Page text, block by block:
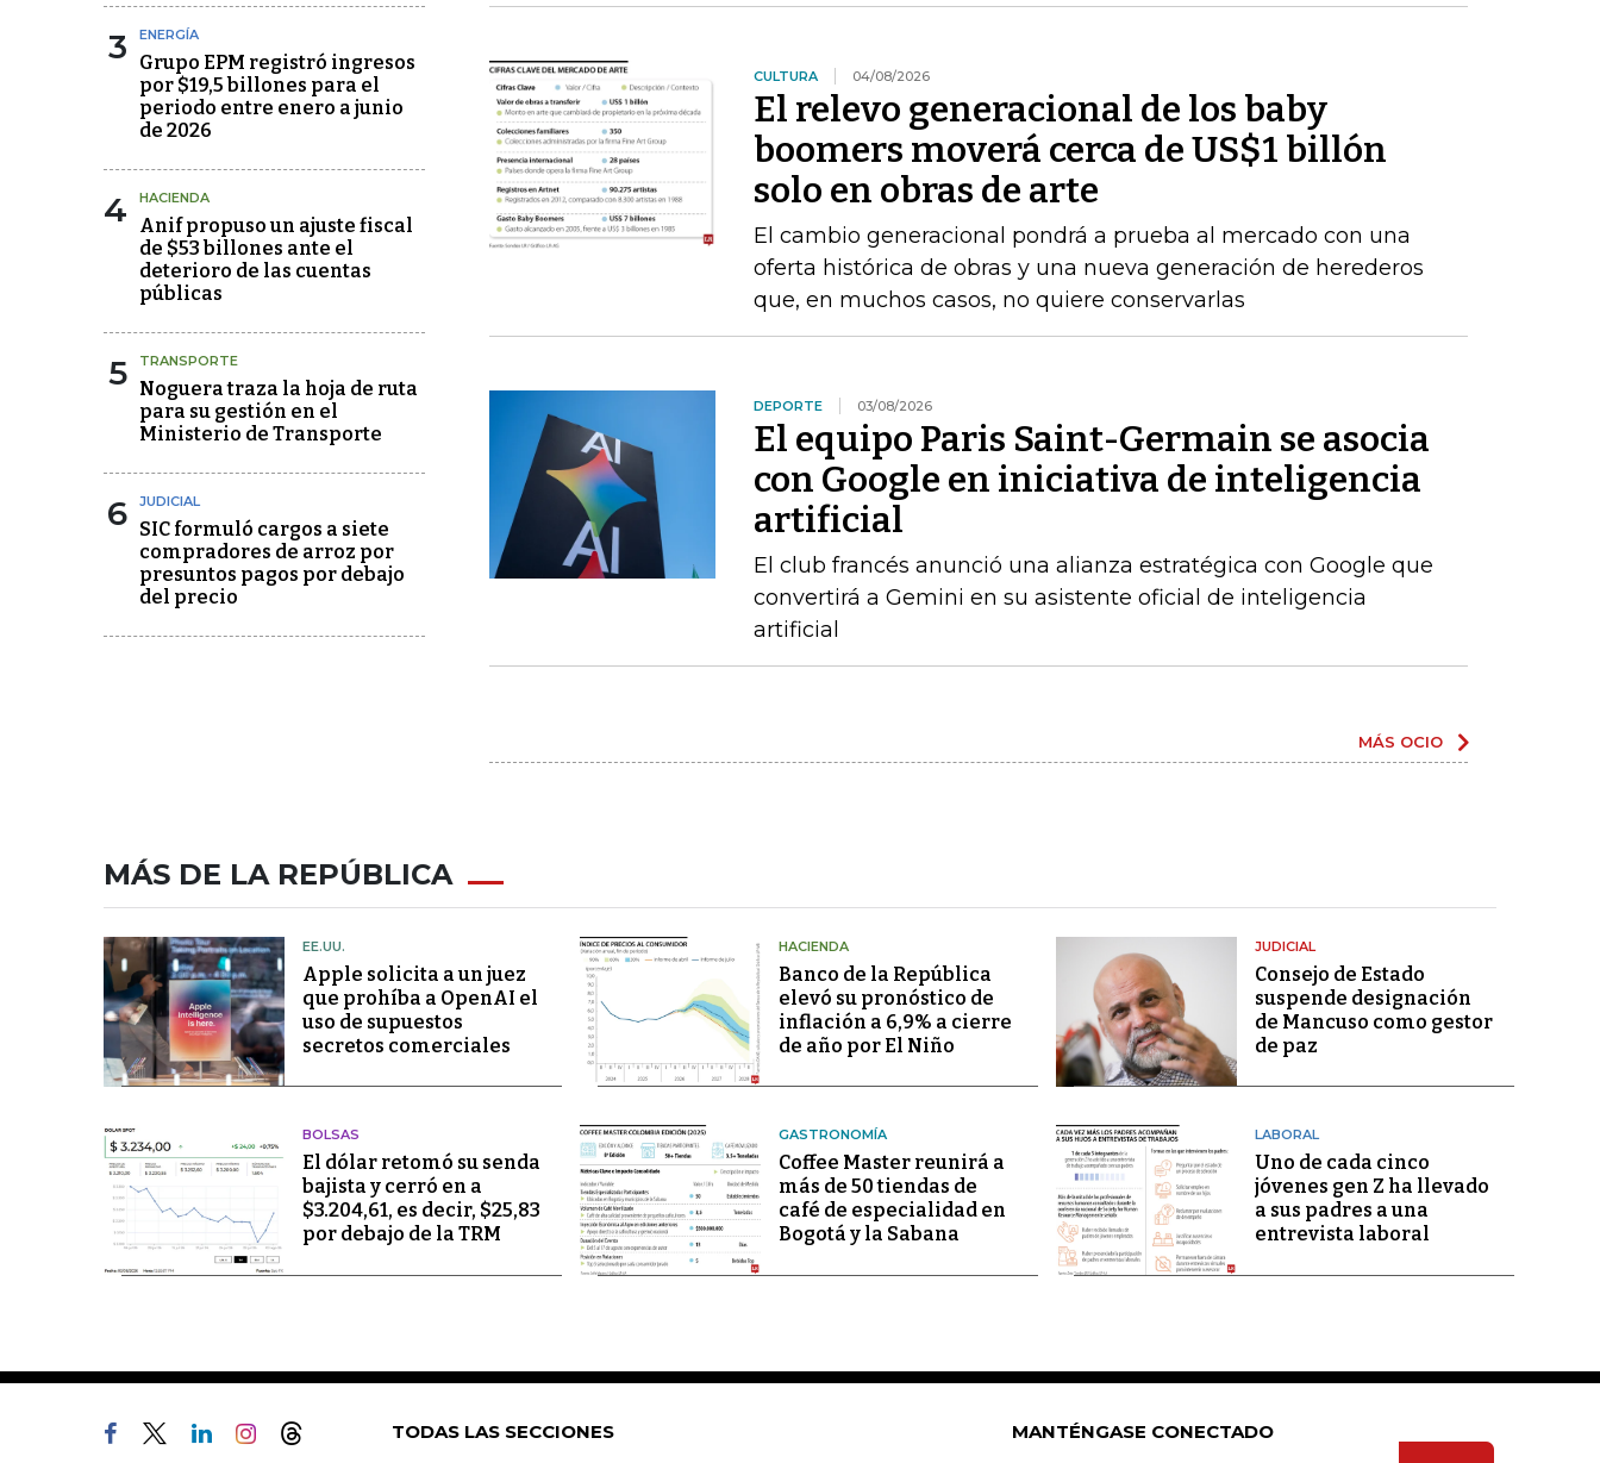
3 ENERGÍA
Grupo EPM registró ingresos
por $19,5 billones para el
periodo entre enero a junio
de 2026
4 HACIENDA
Anif propuso un ajuste fiscal
de $53 billones ante el
deterioro de las cuentas
públicas
5 TRANSPORTE
Noguera traza la hoja de ruta
para su gestión en el
Ministerio de Transporte
6 JUDICIAL
SIC formuló cargos a siete
compradores de arroz por
presuntos pagos por debajo
del precio
CULTURA 04/08/2026
El relevo generacional de los baby
boomers moverá cerca de US$1 billón
solo en obras de arte
El cambio generacional pondrá a prueba al mercado con una
oferta histórica de obras y una nueva generación de herederos
que, en muchos casos, no quiere conservarlas
DEPORTE 03/08/2026
El equipo Paris Saint-Germain se asocia
con Google en iniciativa de inteligencia
artificial
El club francés anunció una alianza estratégica con Google que
convertirá a Gemini en su asistente oficial de inteligencia
artificial
MÁS OCIO
MÁS DE LA REPÚBLICA
EE.UU.
Apple solicita a un juez
que prohíba a OpenAI el
uso de supuestos
secretos comerciales
HACIENDA
Banco de la República
elevó su pronóstico de
inflación a 6,9% a cierre
de año por El Niño
JUDICIAL
Consejo de Estado
suspende designación
de Mancuso como gestor
de paz
BOLSAS
El dólar retomó su senda
bajista y cerró en a
$3.204,61, es decir, $25,83
por debajo de la TRM
GASTRONOMÍA
Coffee Master reunirá a
más de 50 tiendas de
café de especialidad en
Bogotá y la Sabana
LABORAL
Uno de cada cinco
jóvenes gen Z ha llevado
a sus padres a una
entrevista laboral
TODAS LAS SECCIONES MANTÉNGASE CONECTADO